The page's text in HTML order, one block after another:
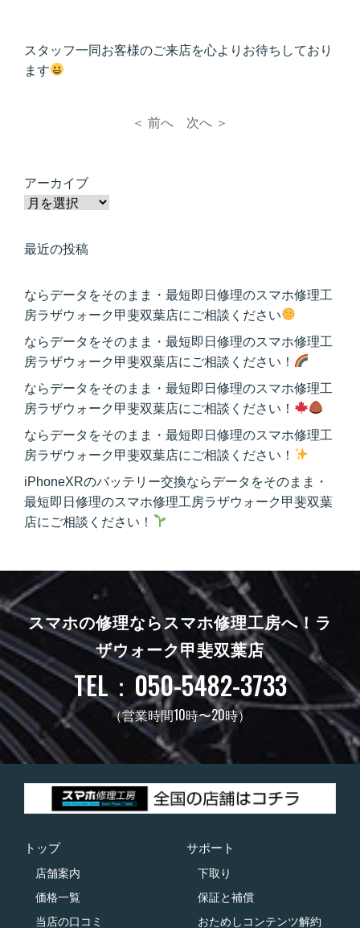
スタッフ一同お客様のご来店を心よりお待ちしており
ます
＜ 前へ 次へ ＞
アーカイブ
最近の投稿
ならデータをそのまま・最短即日修理のスマホ修理工
房ラザウォーク甲斐双葉店にご相談ください
ならデータをそのまま・最短即日修理のスマホ修理工
房ラザウォーク甲斐双葉店にご相談ください！
ならデータをそのまま・最短即日修理のスマホ修理工
房ラザウォーク甲斐双葉店にご相談ください！
ならデータをそのまま・最短即日修理のスマホ修理工
房ラザウォーク甲斐双葉店にご相談ください！
iPhoneXRのバッテリー交換ならデータをそのまま・
最短即日修理のスマホ修理工房ラザウォーク甲斐双葉
店にご相談ください！
スマホの修理ならスマホ修理工房へ！ ラ
ザウォーク甲斐双葉店
TEL：050-5482-3733
（営業時間10時〜20時）
トップ
店舗案内
価格一覧
当店の口コミ
サポート
下取り
保証と補償
おためしコンテンツ解約